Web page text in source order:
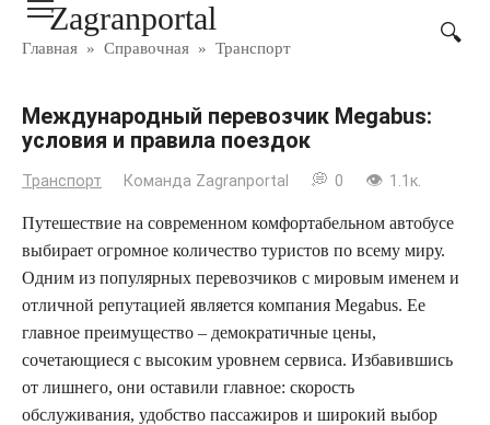
ПерейтиZagranportal
Главная » Справочная » Транспорт
Международный перевозчик Megabus:
условия и правила поездок
Транспорт Команда Zagranportal 0 1.1к.
Путешествие на современном комфортабельном автобусе
выбирает огромное количество туристов по всему миру.
Одним из популярных перевозчиков с мировым именем и
отличной репутацией является компания Megabus. Ее
главное преимущество – демократичные цены,
сочетающиеся с высоким уровнем сервиса. Избавившись
от лишнего, они оставили главное: скорость
обслуживания, удобство пассажиров и широкий выбор